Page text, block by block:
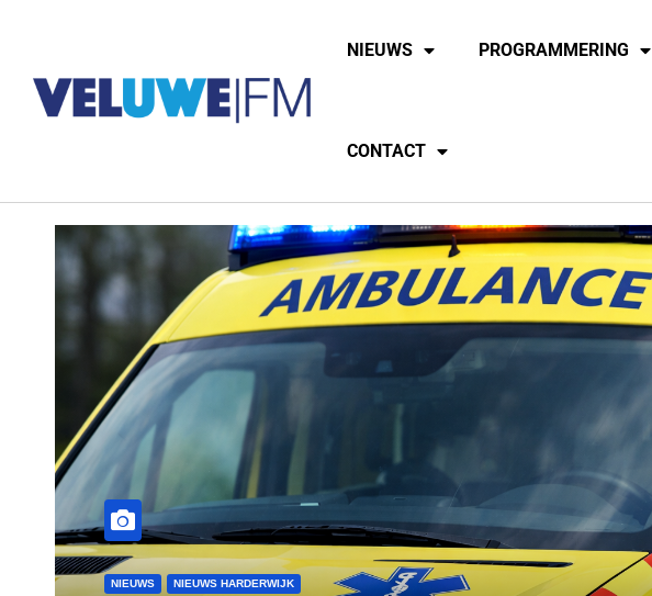
NIEUWS PROGRAMMERING
CONTACT
NIEUWS NIEUWS ERMELO